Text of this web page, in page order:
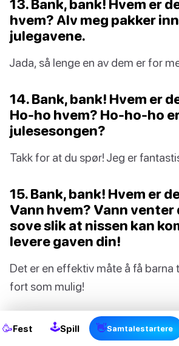
13. Bank, bank! Hvem er
hvem? Alv meg pakker
julegavene.
Jada, så lenge en av dem er for
14. Bank, bank! Hvem er
Ho-ho hvem? Ho-ho-ho
julesesongen?
Takk for at du spør! Jeg er
15. Bank, bank! Hvem er
Vann hvem? Vann venter
sove slik at nissen kan
levere gaven din!
Det er en effektiv måte å få barna
fort som mulig!
👉 Her kan du finne
og utfordrendegåter for barn!
🥳Fest 🕹Spill 👋Samtalestartere